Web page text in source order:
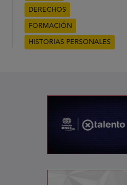
DERECHOS
FORMACIÓN
HISTORIAS PERSONALES